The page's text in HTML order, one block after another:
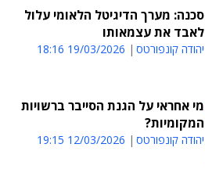
סכנה: מערך הדיגיטל הלאומי עלול
לאבד את עצמאותו
יהודה קונפורטס 19/03/2026 18:16
מי אחראי על הגנת הסייבר ברשויות
המקומיות?
יהודה קונפורטס 12/03/2026 19:15